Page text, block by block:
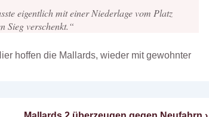
eigentlich mit einer Niederlage vom Platz
Sieg verschenkt.“
hoffen die Mallards, wieder mit gewohnter
Nächster